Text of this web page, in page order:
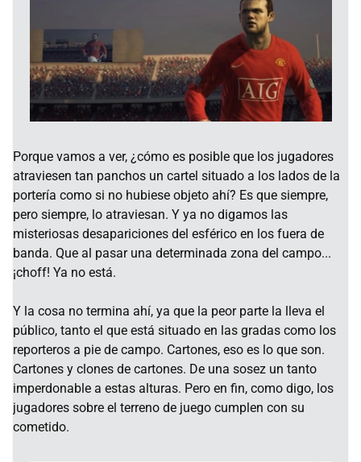
Porque vamos a ver, ¿cómo es posible que los jugadores
atraviesen tan panchos un cartel situado a los lados de la
portería como si no hubiese objeto ahí? Es que siempre,
pero siempre, lo atraviesan. Y ya no digamos las
misteriosas desapariciones del esférico en los fuera de
banda. Que al pasar una determinada zona del campo...
¡choff! Ya no está.
Y la cosa no termina ahí, ya que la peor parte la lleva el
público, tanto el que está situado en las gradas como los
reporteros a pie de campo. Cartones, eso es lo que son.
Cartones y clones de cartones. De una sosez un tanto
imperdonable a estas alturas. Pero en fin, como digo, los
jugadores sobre el terreno de juego cumplen con su
cometido.